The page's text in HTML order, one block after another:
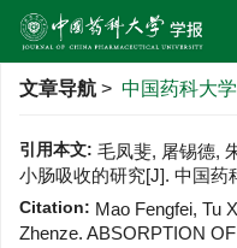
文章导航 > 中国药科大
引用本文: 毛凤斐, 屠锡德,
小肠吸收的研究[J]. 中国药
Citation: Mao Fengfei, Tu
Zhenze. ABSORPTION